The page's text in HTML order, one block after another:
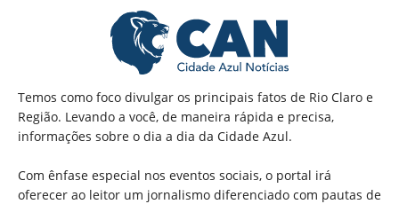
Temos como foco divulgar os principais fatos de Rio Claro e
Região. Levando a você, de maneira rápida e precisa,
informações sobre o dia a dia da Cidade Azul.
Com ênfase especial nos eventos sociais, o portal irá
oferecer ao leitor um jornalismo diferenciado com pautas de